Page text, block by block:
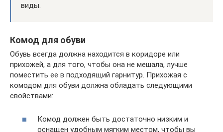
виды.
Комод для обуви
Обувь всегда должна находится в коридоре или
прихожей, а для того, чтобы она не мешала, лучше
поместить ее в подходящий гарнитур. Прихожая с
комодом для обуви должна обладать следующими
свойствами:
Комод должен быть достаточно низким и
оснащен удобным мягким местом, чтобы вы